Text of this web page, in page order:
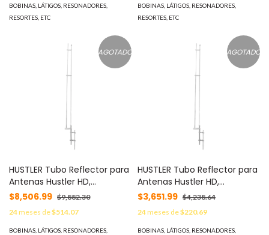
BOBINAS, LÁTIGOS, RESONADORES,
RESORTES, ETC
BOBINAS, LÁTIGOS, RESONADORES,
RESORTES, ETC
AGOTADO
HUSTLER Tubo Reflector para
Antenas Hustler HD,
Aumenta 3 dB de Ganancia,
Rango de 430-512 MHz. MOD:
RTA-450HD
$8,506.99 $9,882.30
24meses de$514.07
BOBINAS, LÁTIGOS, RESONADORES,
AGOTADO
HUSTLER Tubo Reflector para
Antenas Hustler HD,
Aumenta 3 dB de Ganancia,
Rango de 139-174 MHz MOD:
RTA-150HD
$3,651.99 $4,238.64
24meses de$220.69
BOBINAS, LÁTIGOS, RESONADORES,